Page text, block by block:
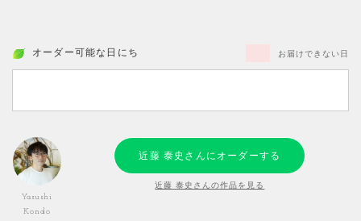
オーダー可能な日にち お届けできない日
Yasushi
Kondo
近藤 泰史さんにオーダーする
近藤 泰史さんの作品を見る